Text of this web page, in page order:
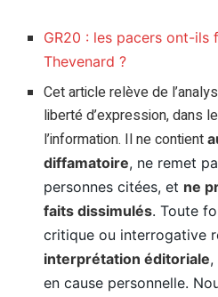
GR20 : les pacers ont-ils
Thevenard ?
Cet article relève de
liberté d’expression, dans
l’information. Il ne contient
diffamatoire, ne remet
personnes citées, et ne
faits dissimulés. Toute
critique ou interrogative
interprétation éditoriale,
en cause personnelle.